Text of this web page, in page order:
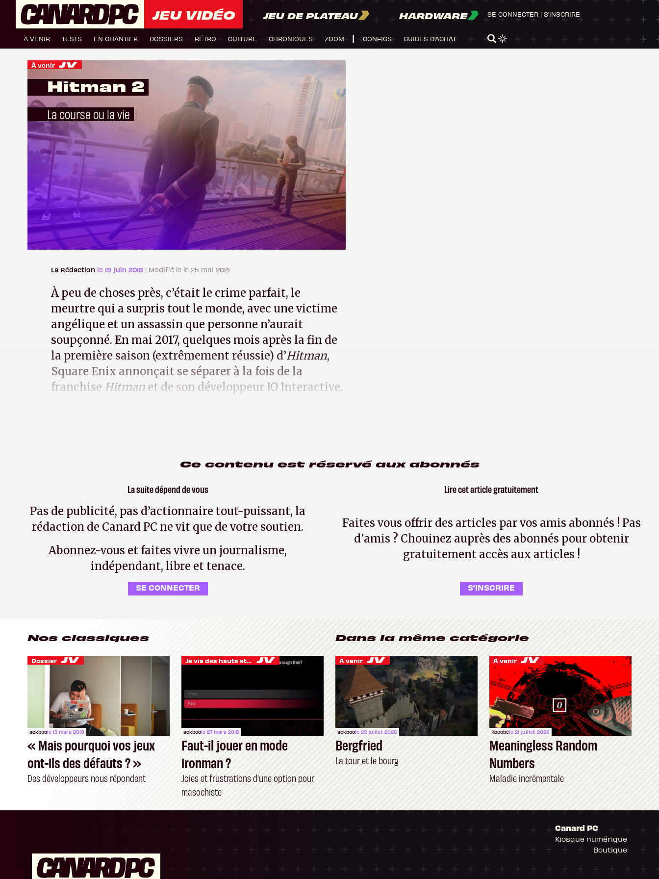
JEU VIDÉO JEU DE PLATEAU HARDWARE
À VENIR TESTS EN CHANTIER DOSSIERS RÉTRO CULTURE CHRONIQUES ZOOM CONFIGS GUIDES D'ACHAT
SE CONNECTER | S'INSCRIRE
À venir
Hitman 2
La course ou la vie
La Rédaction le 19 juin 2018 | Modifié le le 25 mai 2021
À peu de choses près, c’était le crime parfait, le
meurtre qui a surpris tout le monde, avec une victime
angélique et un assassin que personne n’aurait
soupçonné. En mai 2017, quelques mois après la fin de
la première saison (extrêmement réussie) d’Hitman,
Square Enix annonçait se séparer à la fois de la
franchise Hitman et de son développeur IO Interactive.
Ce contenu est réservé aux abonnés
La suite dépend de vous
Pas de publicité, pas d’actionnaire tout-puissant, la
rédaction de Canard PC ne vit que de votre soutien.
Abonnez-vous et faites vivre un journalisme,
indépendant, libre et tenace.
SE CONNECTER
Lire cet article gratuitement
Faites vous offrir des articles par vos amis abonnés ! Pas
d'amis ? Chouinez auprès des abonnés pour obtenir
gratuitement accès aux articles !
S'INSCRIRE
Nos classiques
Dossier
ackboole 13 mars 2019
« Mais pourquoi vos jeux
ont-ils des défauts ? »
Des développeurs nous répondent
Je vis des hauts et des bas
ackboole 27 mars 2018
Faut-il jouer en mode
ironman ?
Joies et frustrations d'une option pour
masochiste
Dans la même catégorie
À venir
ackboole 23 juillet 2026
Bergfried
La tour et le bourg
À venir
Kocobéle 21 juillet 2026
Meaningless Random
Numbers
Maladie incrémentale
Canard PC
Kiosque numérique
Boutique